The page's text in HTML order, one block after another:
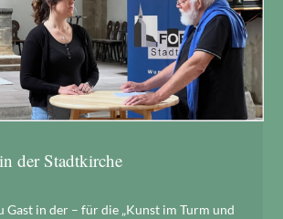
der Stadtkirche
Gast in der – für die „Kunst im Turm und